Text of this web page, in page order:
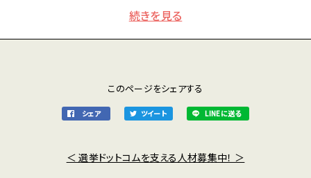
続きを見る
このページをシェアする
シェア ツイート LINEに送る
＜ 選挙ドットコムを支える人材募集中！ ＞